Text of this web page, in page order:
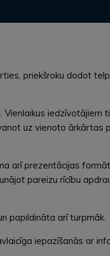
priekšroku dodot
iedzīvotājiem
uz vienoto ārkārtas
arī prezentācijas
pareizu rīcību
papildināta arī turpmāk.
iepazīšanās ar